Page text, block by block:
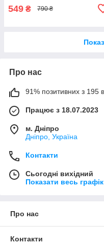
549 ₴ 790 ₴
Про нас
91% позитивних з 195
Працює з 18.07.2023
м. Дніпро
Дніпро, Україна
Контакти
Сьогодні вихідний
Показати весь
Про нас
Контакти